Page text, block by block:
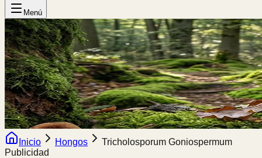
Menú
Inicio Hongos
Tricholosporum Goniospermum
Publicidad